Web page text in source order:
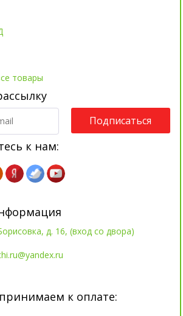
товары
Подписаться
к нам:
д. 16, (вход со двора)
к оплате: